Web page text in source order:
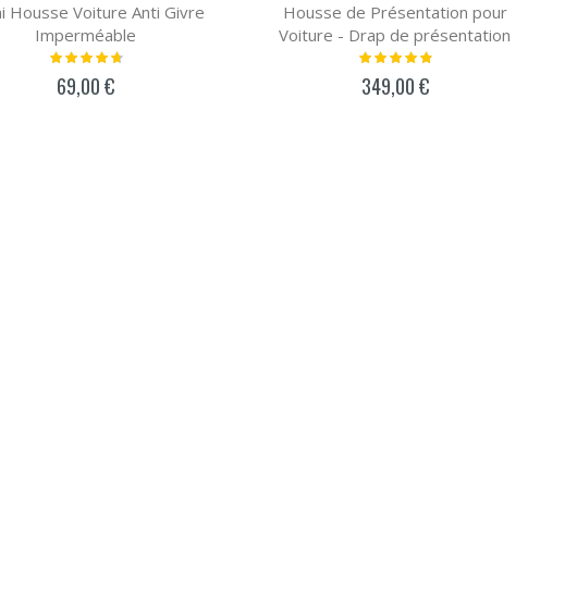
Housse Voiture Anti Givre
Imperméable
Notation:
69,00 €
Housse de Présentation pour
Voiture - Drap de présentation
Notation:
349,00 €